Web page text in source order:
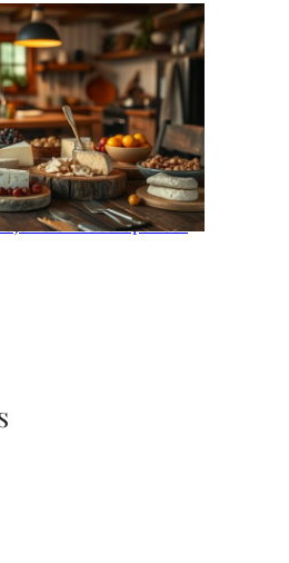
je huis houdt: tips voor